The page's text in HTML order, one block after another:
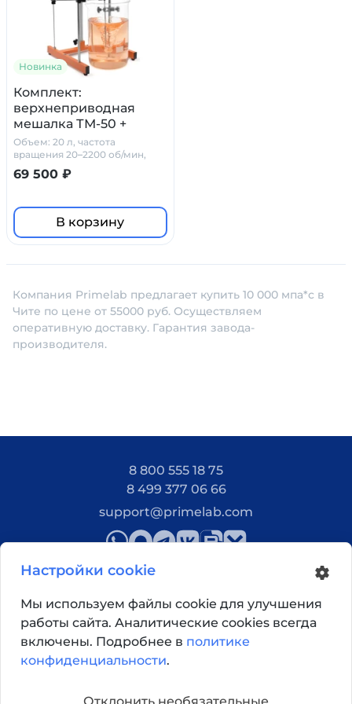
Новинка
Комплект:
верхнеприводная
мешалка ТМ-50 +
штатив PL-01 +
мешальник
Объем: 20 л, частота
вращения 20–2200 об/мин,
вязкость - 10 000 мПа*с
69 500 ₽
В корзину
Компания Primelab предлагает купить 10 000 мпа*с в
Чите по цене от 55000 руб. Осуществляем
оперативную доставку. Гарантия завода-
производителя.
8 800 555 18 75
8 499 377 06 66
support@primelab.com
Как добраться?
Настройки cookie
Мы используем файлы cookie для улучшения
работы сайта. Аналитические cookies всегда
включены. Подробнее в политике
конфиденциальности.